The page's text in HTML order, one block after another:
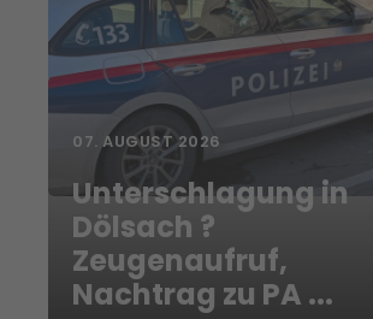
07. AUGUST 2026
Unterschlagung in
Dölsach ?
Zeugenaufruf,
Nachtrag zu PA ...